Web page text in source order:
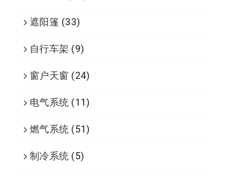
遮阳篷 (33)
自行车架 (9)
窗户天窗 (24)
电气系统 (11)
燃气系统 (51)
制冷系统 (5)